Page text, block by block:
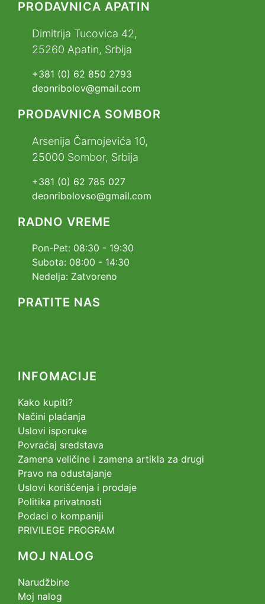
PRODAVNICA APATIN
Dimitrija Tucovica 42,
25260 Apatin, Srbija
+381 (0) 62 850 2793
deonribolov@gmail.com
PRODAVNICA SOMBOR
Arsenija Čarnojevića 10,
25000 Sombor, Srbija
+381 (0) 62 785 027
deonribolovso@gmail.com
RADNO VREME
Pon-Pet: 08:30 - 19:30
Subota: 08:00 - 14:30
Nedelja: Zatvoreno
PRATITE NAS
INFOMACIJE
Kako kupiti?
Načini plaćanja
Uslovi isporuke
Povraćaj sredstava
Zamena veličine i zamena artikla za drugi
Pravo na odustajanje
Uslovi korišćenja i prodaje
Politika privatnosti
Podaci o kompaniji
PRIVILEGE PROGRAM
MOJ NALOG
Narudžbine
Moj nalog